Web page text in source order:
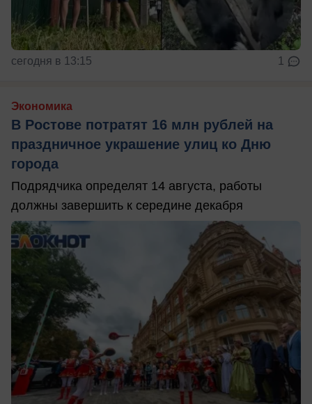
сегодня в 13:15 1
Экономика
В Ростове потратят 16 млн рублей на
праздничное украшение улиц ко Дню
города
Подрядчика определят 14 августа, работы
должны завершить к середине декабря